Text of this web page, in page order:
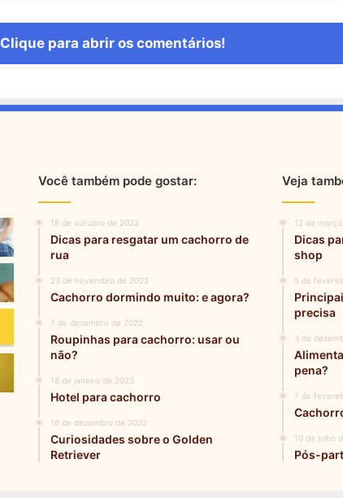
Clique para abrir os comentários!
Você também pode gostar:
18 de outubro de 2022
Dicas para resgatar um cachorro de
rua
23 de novembro de 2022
Cachorro dormindo muito: e agora?
7 de dezembro de 2022
Roupinhas para cachorro: usar ou
não?
18 de janeiro de 2023
Hotel para cachorro
16 de dezembro de 2022
Curiosidades sobre o Golden
Retriever
Veja
12 de
Dicas
shop
5 de
precisa
3 de
pena?
7 de
10 de julho
Pós-